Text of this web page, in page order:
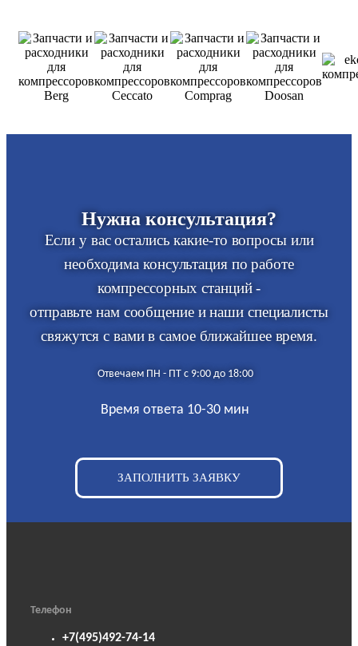
Нужна консультация?
Если у вас остались какие-то вопросы или
необходима консультация по работе
компрессорных станций -
отправьте нам сообщение и наши специалисты
свяжутся с вами в самое ближайшее время.
Отвечаем ПН - ПТ с 9:00 до 18:00
Время ответа 10-30 мин
ЗАПОЛНИТЬ ЗАЯВКУ
Телефон
+7(495)492-74-14